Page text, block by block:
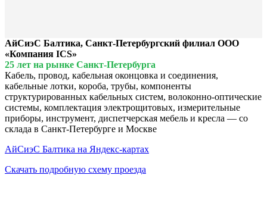
АйСиэС Балтика, Санкт-Петербургский филиал ООО
«Компания ICS»
25 лет на рынке Санкт-Петербурга
Кабель, провод, кабельная оконцовка и соединения,
кабельные лотки, короба, трубы, компоненты
структурированных кабельных систем, волоконно-оптические
системы, комплектация электрощитовых, измерительные
приборы, инструмент, диспетчерская мебель и кресла — со
склада в Санкт-Петербурге и Москве
АйСиэС Балтика на Яндекс-картах
Скачать подробную схему проезда